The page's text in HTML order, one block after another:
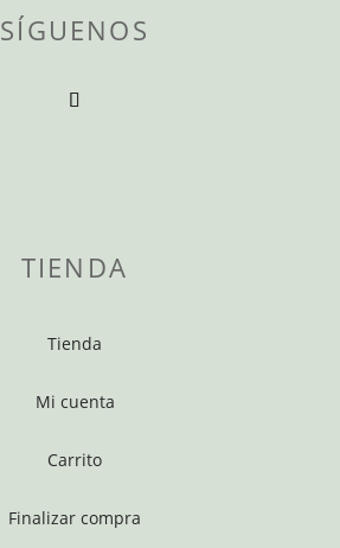
SÍGUENOS
TIENDA
Tienda
Mi cuenta
Carrito
Finalizar compra